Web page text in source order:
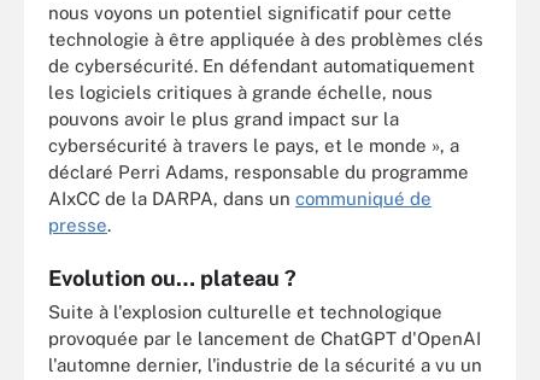
nous voyons un potentiel significatif pour cette
technologie à être appliquée à des problèmes clés
de cybersécurité. En défendant automatiquement
les logiciels critiques à grande échelle, nous
pouvons avoir le plus grand impact sur la
cybersécurité à travers le pays, et le monde », a
déclaré Perri Adams, responsable du programme
AIxCC de la DARPA, dans un communiqué de
presse.
Evolution ou… plateau ?
Suite à l'explosion culturelle et technologique
provoquée par le lancement de ChatGPT d'OpenAI
l'automne dernier, l'industrie de la sécurité a vu un